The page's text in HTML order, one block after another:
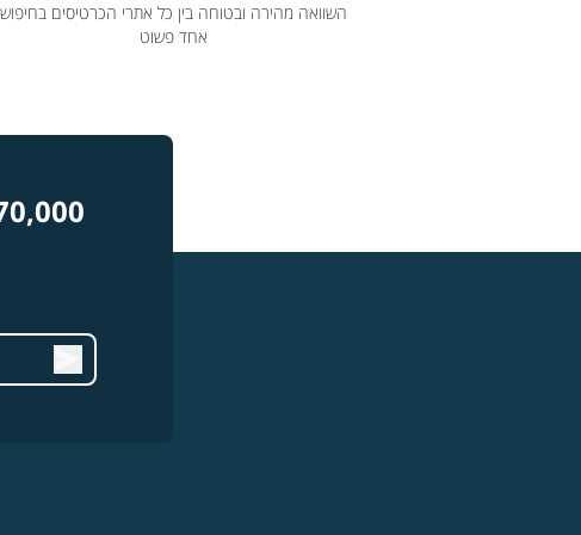
השוואה מהירה ובטוחה בין כל אתרי הכרטיסים בחיפוש
אחד פשוט